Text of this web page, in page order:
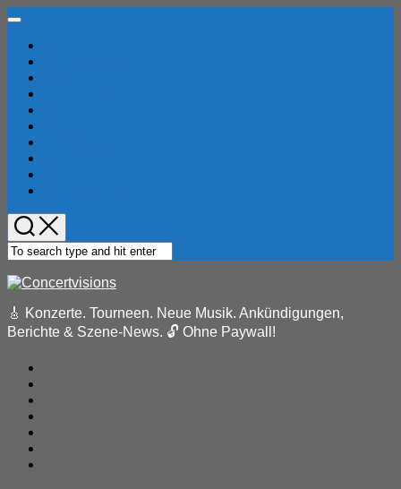
Skip
content
Expand
🎸 Konzerte. Tourneen. Neue Musik. Ankündigungen,
Berichte & Szene-News. 🔓 Ohne Paywall!